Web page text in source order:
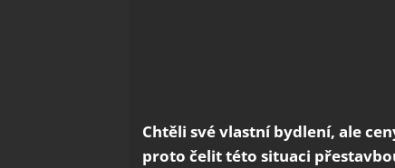
Chtěli své vlastní bydlení, ale
proto čelit této situaci